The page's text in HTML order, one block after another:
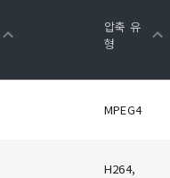
압축 유
형
MPEG4
H264,